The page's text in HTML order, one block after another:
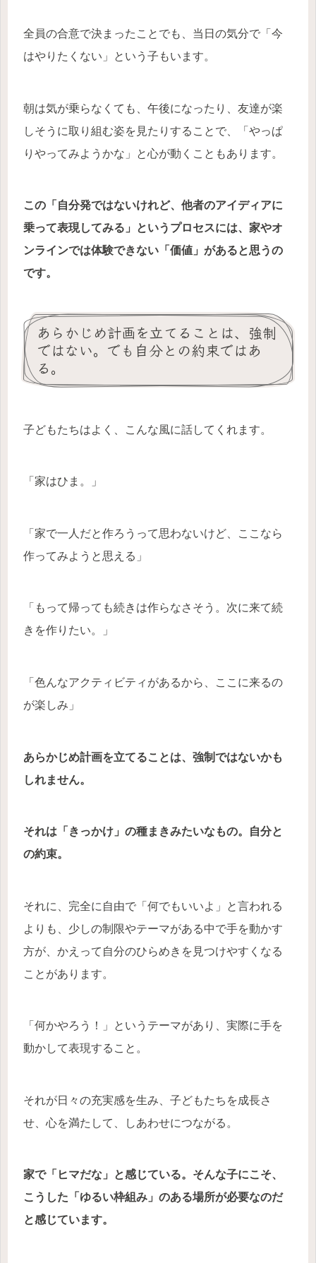
全員の合意で決まったことでも、当日の気分で「今
はやりたくない」という子もいます。
朝は気が乗らなくても、午後になったり、友達が楽
しそうに取り組む姿を見たりすることで、「やっぱ
りやってみようかな」と心が動くこともあります。
この「自分発ではないけれど、他者のアイディアに
乗って表現してみる」というプロセスには、家やオ
ンラインでは体験できない「価値」があると思うの
です。
あらかじめ計画を立てることは、強制
ではない。でも自分との約束ではあ
る。
子どもたちはよく、こんな風に話してくれます。
「家はひま。」
「家で一人だと作ろうって思わないけど、ここなら
作ってみようと思える」
「もって帰っても続きは作らなさそう。次に来て続
きを作りたい。」
「色んなアクティビティがあるから、ここに来るの
が楽しみ」
あらかじめ計画を立てることは、強制ではないかも
しれません。
それは「きっかけ」の種まきみたいなもの。自分と
の約束。
それに、完全に自由で「何でもいいよ」と言われる
よりも、少しの制限やテーマがある中で手を動かす
方が、かえって自分のひらめきを見つけやすくなる
ことがあります。
「何かやろう！」というテーマがあり、実際に手を
動かして表現すること。
それが日々の充実感を生み、子どもたちを成長さ
せ、心を満たして、しあわせにつながる。
家で「ヒマだな」と感じている。そんな子にこそ、
こうした「ゆるい枠組み」のある場所が必要なのだ
と感じています。